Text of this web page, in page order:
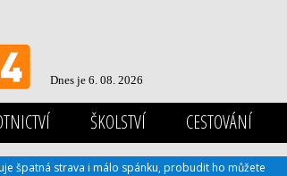
Dnes je 6. 08. 2026
ŠKOLSTVÍ CESTOVÁNÍ
špatná strava i málo spánku, probudit ho můžete